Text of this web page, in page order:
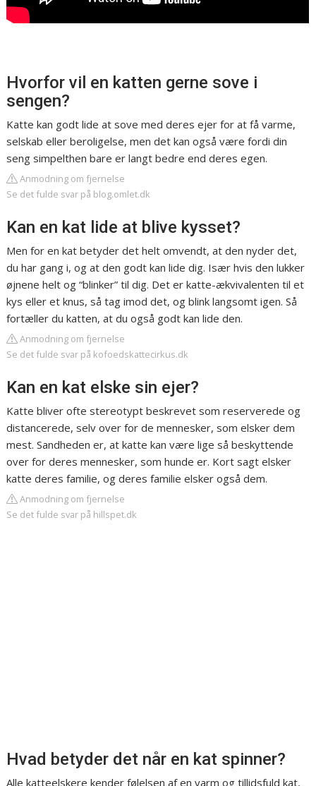
Hvorfor vil en katten gerne sove i
sengen?
Katte kan godt lide at sove med deres ejer for at få varme,
selskab eller beroligelse, men det kan også være fordi din
seng simpelthen bare er langt bedre end deres egen.
Anmodning om fjernelse
Se det fulde svar på blog.omlet.dk
Kan en kat lide at blive kysset?
Men for en kat betyder det helt omvendt, at den nyder det,
du har gang i, og at den godt kan lide dig. Især hvis den lukker
øjnene helt og “blinker” til dig. Det er katte-ækvivalenten til et
kys eller et knus, så tag imod det, og blink langsomt igen. Så
fortæller du katten, at du også godt kan lide den.
Anmodning om fjernelse
Se det fulde svar på kofoedskattecirkus.dk
Kan en kat elske sin ejer?
Katte bliver ofte stereotypt beskrevet som reserverede og
distancerede, selv over for de mennesker, som elsker dem
mest. Sandheden er, at katte kan være lige så beskyttende
over for deres mennesker, som hunde er. Kort sagt elsker
katte deres familie, og deres familie elsker også dem.
Anmodning om fjernelse
Se det fulde svar på hillspet.dk
Hvad betyder det når en kat spinner?
Alle katteelskere kender følelsen af en varm og tillidsfuld kat,